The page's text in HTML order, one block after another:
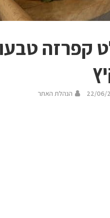
קפרזה
22/06/ הנהלת האתר